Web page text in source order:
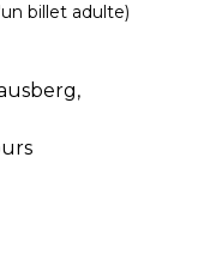
billet adulte)